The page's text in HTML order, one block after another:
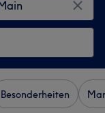
Besonderheiten